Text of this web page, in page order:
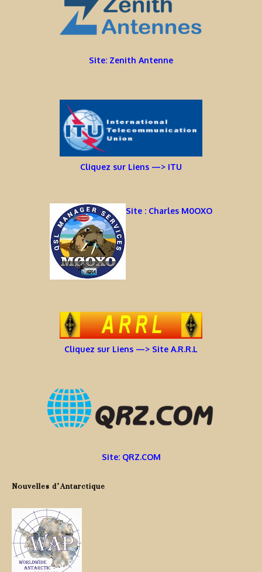
Site: Zenith Antenne
Cliquez sur Liens —> ITU
Site : Charles M0OXO
Cliquez sur Liens —> Site A.R.R.L
Site: QRZ.COM
Nouvelles d’Antarctique